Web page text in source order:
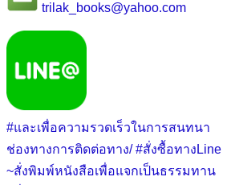
trilak_books@yahoo.com
#และเพื่อความรวดเร็วในการสนทนา
ช่องทางการติดต่อทาง/ #สั่งซื้อทางLine
~สั่งพิมพ์หนังสือเพื่อแจกเป็นธรรมทาน